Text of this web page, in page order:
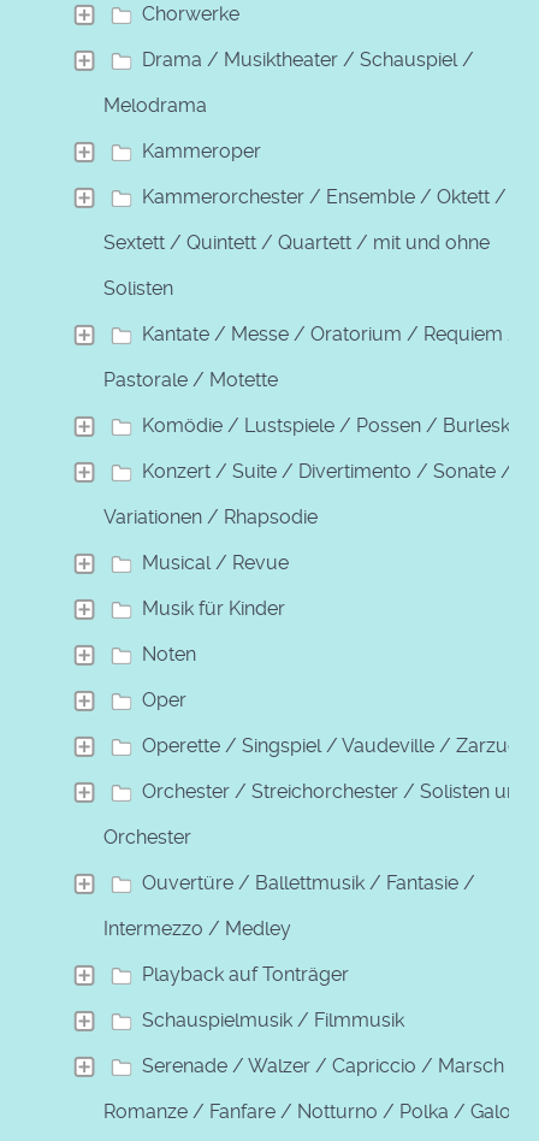
Chorwerke
Drama / Musiktheater / Schauspiel /
Melodrama
Kammeroper
Kammerorchester / Ensemble / Oktett /
Sextett / Quintett / Quartett / mit und ohne
Solisten
Kantate / Messe / Oratorium / Requiem /
Pastorale / Motette
Komödie / Lustspiele / Possen / Burleske
Konzert / Suite / Divertimento / Sonate /
Variationen / Rhapsodie
Musical / Revue
Musik für Kinder
Noten
Oper
Operette / Singspiel / Vaudeville / Zarzuela
Orchester / Streichorchester / Solisten und
Orchester
Ouvertüre / Ballettmusik / Fantasie /
Intermezzo / Medley
Playback auf Tonträger
Schauspielmusik / Filmmusik
Serenade / Walzer / Capriccio / Marsch /
Romanze / Fanfare / Notturno / Polka / Galopp